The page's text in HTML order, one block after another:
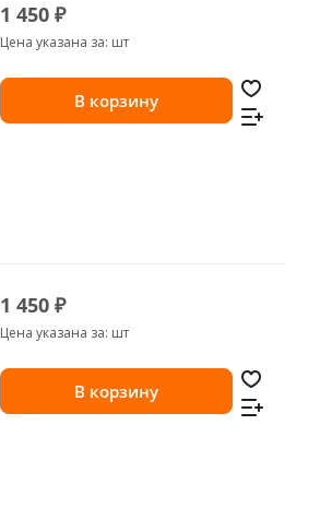
1 450 ₽
Цена указана за: шт
В корзину
1 450 ₽
Цена указана за: шт
В корзину